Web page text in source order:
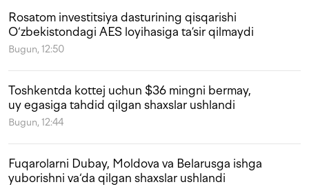
Rosatom investitsiya dasturining qisqarishi
O‘zbekistondagi AES loyihasiga ta’sir qilmaydi
Bugun, 12:50
Toshkentda kottej uchun $36 mingni bermay,
uy egasiga tahdid qilgan shaxslar ushlandi
Bugun, 12:44
Fuqarolarni Dubay, Moldova va Belarusga ishga
yuborishni va‘da qilgan shaxslar ushlandi